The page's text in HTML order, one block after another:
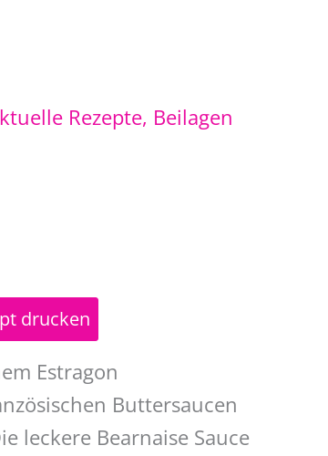
Rezepte, Beilagen
drucken
Estragon
Buttersaucen
leckere Bearnaise Sauce